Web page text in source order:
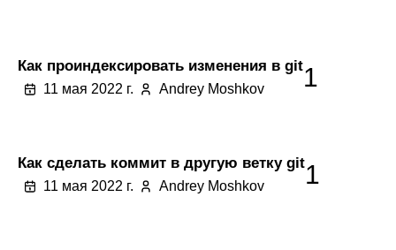
Как проиндексировать изменения в git
11 мая 2022 г. Andrey Moshkov 1
Как сделать коммит в другую ветку git
11 мая 2022 г. Andrey Moshkov 1